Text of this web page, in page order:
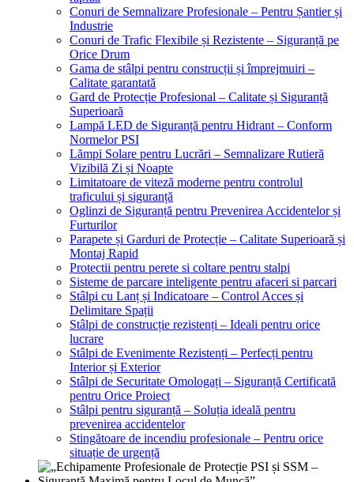
Conuri de Semnalizare Profesionale – Pentru Șantier și
Industrie
Conuri de Trafic Flexibile și Rezistente – Siguranță pe
Orice Drum
Gama de stâlpi pentru construcții și împrejmuiri –
Calitate garantată
Gard de Protecție Profesional – Calitate și Siguranță
Superioară
Lampă LED de Siguranță pentru Hidrant – Conform
Normelor PSI
Lămpi Solare pentru Lucrări – Semnalizare Rutieră
Vizibilă Zi și Noapte
Limitatoare de viteză moderne pentru controlul
traficului și siguranță
Oglinzi de Siguranță pentru Prevenirea Accidentelor și
Furturilor
Parapete și Garduri de Protecție – Calitate Superioară și
Montaj Rapid
Protectii pentru perete si coltare pentru stalpi
Sisteme de parcare inteligente pentru afaceri si parcari
Stâlpi cu Lanț și Indicatoare – Control Acces și
Delimitare Spații
Stâlpi de construcție rezistenți – Ideali pentru orice
lucrare
Stâlpi de Evenimente Rezistenți – Perfecți pentru
Interior și Exterior
Stâlpi de Securitate Omologați – Siguranță Certificată
pentru Orice Proiect
Stâlpi pentru siguranță – Soluția ideală pentru
prevenirea accidentelor
Stingătoare de incendiu profesionale – Pentru orice
situație de urgență